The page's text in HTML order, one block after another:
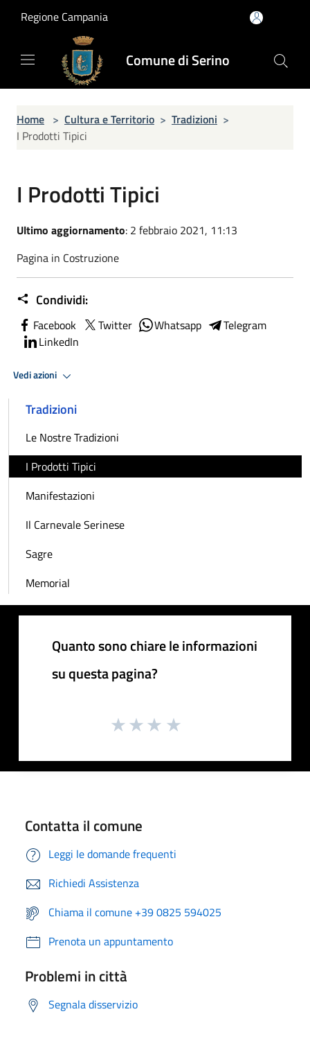
Regione Campania
Comune di Serino
Home > Cultura e Territorio > Tradizioni >
I Prodotti Tipici
I Prodotti Tipici
Ultimo aggiornamento: 2 febbraio 2021, 11:13
Pagina in Costruzione
Condividi:
Facebook Twitter Whatsapp
Telegram
LinkedIn
Vedi azioni
Tradizioni
Le Nostre Tradizioni
I Prodotti Tipici
Manifestazioni
Il Carnevale Serinese
Sagre
Memorial
Quanto sono chiare le informazioni
su questa pagina?
Contatta il comune
Leggi le domande frequenti
Richiedi Assistenza
Chiama il comune +39 0825 594025
Prenota un appuntamento
Problemi in città
Segnala disservizio